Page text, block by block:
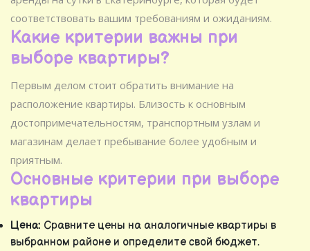
соответствовать вашим требованиям и ожиданиям.
Какие критерии важны при
выборе квартиры?
Первым делом стоит обратить внимание на
расположение квартиры. Близость к основным
достопримечательностям, транспортным узлам и
магазинам делает пребывание более удобным и
приятным.
Основные критерии при выборе
квартиры
Цена: Сравните цены на аналогичные квартиры в
выбранном районе и определите свой бюджет.